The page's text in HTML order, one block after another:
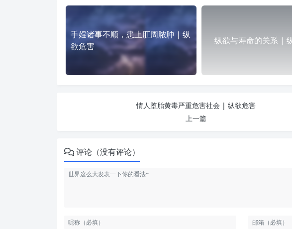
手婬诸事不顺，患上肛周脓肿 | 纵
欲危害
纵欲与寿命的关系 |
情人堕胎黄毒严重危害社会 | 纵欲危害
上一篇
评论（没有评论）